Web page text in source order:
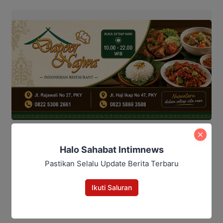
Pilkada Kotim 2024 Rudini-paisal
Halo Sahabat Intimnews
Pastikan Selalu Update Berita Terbaru
Ikuti Saluran